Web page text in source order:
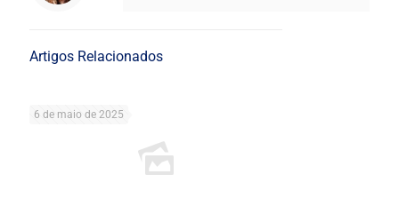
Artigos Relacionados
6 de maio de 2025